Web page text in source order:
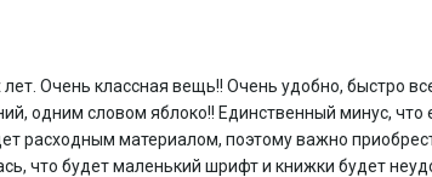
Очень классная вещь!! Очень удобно, быстро
одним словом яблоко!! Единственный минус, что
расходным материалом, поэтому важно
что будет маленький шрифт и книжки будет